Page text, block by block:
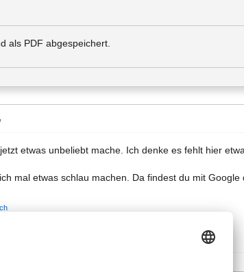
als PDF abgespeichert.
etwas unbeliebt mache. Ich denke es fehlt hier
mal etwas schlau machen. Da findest du mit Google